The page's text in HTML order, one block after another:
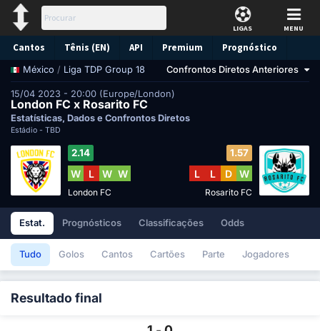
LIGAS MENU
Cantos Tênis (EN) API Premium Prognóstico
México / Liga TDP Group 18 Confrontos Diretos Anteriores
15/04 2023 - 20:00 (Europe/London)
London FC x Rosarito FC
Estatísticas, Dados e Confrontos Diretos
Estádio - TBD
2.14
W L W W
London FC
1.57
L L D W
Rosarito FC
Estat. Prognósticos Classificações Odds
Tudo Golos Cantos Cartões Parte Jogadores
Resultado final